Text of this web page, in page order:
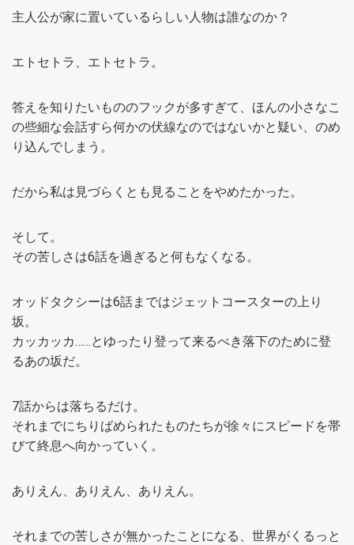
主人公が家に置いているらしい人物は誰なのか？
エトセトラ、エトセトラ。
答えを知りたいもののフックが多すぎて、ほんの小さなこ
の些細な会話すら何かの伏線なのではないかと疑い、のめ
り込んでしまう。
だから私は見づらくとも見ることをやめたかった。
そして。
その苦しさは6話を過ぎると何もなくなる。
オッドタクシーは6話まではジェットコースターの上り
坂。
カッカッカ……とゆったり登って来るべき落下のために登
るあの坂だ。
7話からは落ちるだけ。
それまでにちりばめられたものたちが徐々にスピードを帯
びて終息へ向かっていく。
ありえん、ありえん、ありえん。
それまでの苦しさが無かったことになる、世界がくるっと